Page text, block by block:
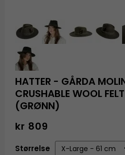
HATTER - GÅRDA
CRUSHABLE WOOL
(GRØNN)
kr 809
Størrelse